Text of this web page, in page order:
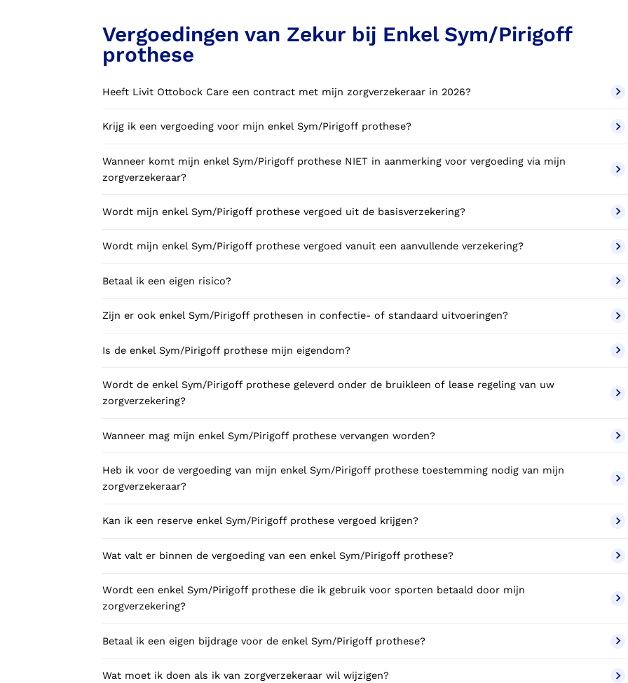
Vergoedingen van Zekur bij Enkel Sym/Pirigoff
prothese
Heeft Livit Ottobock Care een contract met mijn zorgverzekeraar in 2026?
Krijg ik een vergoeding voor mijn enkel Sym/Pirigoff prothese?
Wanneer komt mijn enkel Sym/Pirigoff prothese NIET in aanmerking voor vergoeding via mijn
zorgverzekeraar?
Wordt mijn enkel Sym/Pirigoff prothese vergoed uit de basisverzekering?
Wordt mijn enkel Sym/Pirigoff prothese vergoed vanuit een aanvullende verzekering?
Betaal ik een eigen risico?
Zijn er ook enkel Sym/Pirigoff prothesen in confectie- of standaard uitvoeringen?
Is de enkel Sym/Pirigoff prothese mijn eigendom?
Wordt de enkel Sym/Pirigoff prothese geleverd onder de bruikleen of lease regeling van uw
zorgverzekering?
Wanneer mag mijn enkel Sym/Pirigoff prothese vervangen worden?
Heb ik voor de vergoeding van mijn enkel Sym/Pirigoff prothese toestemming nodig van mijn
zorgverzekeraar?
Kan ik een reserve enkel Sym/Pirigoff prothese vergoed krijgen?
Wat valt er binnen de vergoeding van een enkel Sym/Pirigoff prothese?
Wordt een enkel Sym/Pirigoff prothese die ik gebruik voor sporten betaald door mijn
zorgverzekering?
Betaal ik een eigen bijdrage voor de enkel Sym/Pirigoff prothese?
Wat moet ik doen als ik van zorgverzekeraar wil wijzigen?